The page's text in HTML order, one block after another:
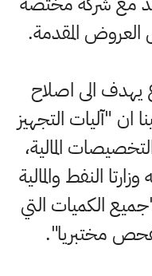
المقدمة.
الى اصلاح
ان "آليات التجهيز
المالية،
النفط والمالية
الكميات التي
مختبريا".